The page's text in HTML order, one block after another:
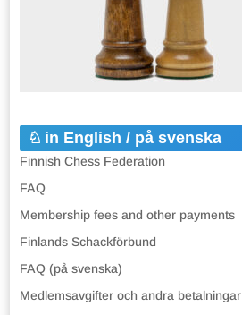
in English / på svenska
Finnish Chess Federation
FAQ
Membership fees and other payments
Finlands Schackförbund
FAQ (på svenska)
Medlemsavgifter och andra betalningar